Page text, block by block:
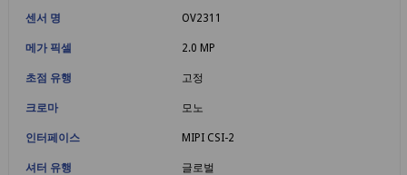
센서 명 OV2311
메가 픽셀 2.0 MP
초점 유행 고정
크로마 모노
인터페이스 MIPI CSI-2
셔터 유행 글로벌